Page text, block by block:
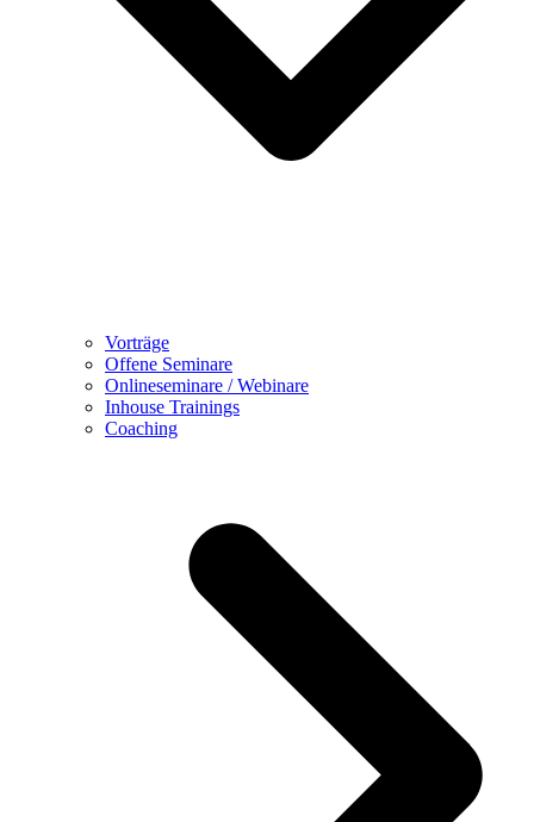
Vorträge
Offene Seminare
Onlineseminare / Webinare
Inhouse Trainings
Coaching